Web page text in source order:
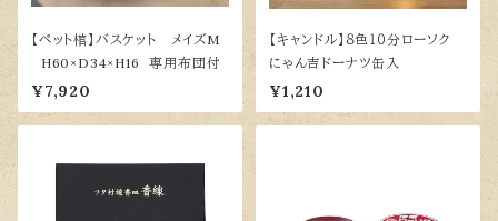
【ペット棺】バスケット メイズM
H60×D34×H16 専用布団付
¥7,920
【キャンドル】８色１０分ローソク
にゃん吉ドーナツ缶入
¥1,210